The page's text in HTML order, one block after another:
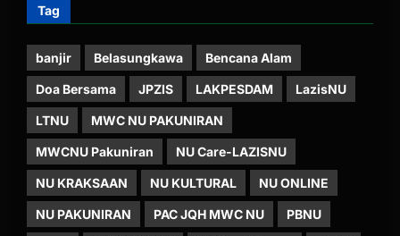
Tag
banjir Belasungkawa Bencana Alam
Doa Bersama JPZIS LAKPESDAM LazisNU
LTNU MWC NU PAKUNIRAN
MWCNU Pakuniran NU Care-LAZISNU
NU KRAKSAAN NU KULTURAL NU ONLINE
NU PAKUNIRAN PAC JQH MWC NU PBNU